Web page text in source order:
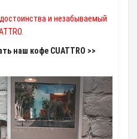
и незабываемый
наш кофе CUATTRO >>